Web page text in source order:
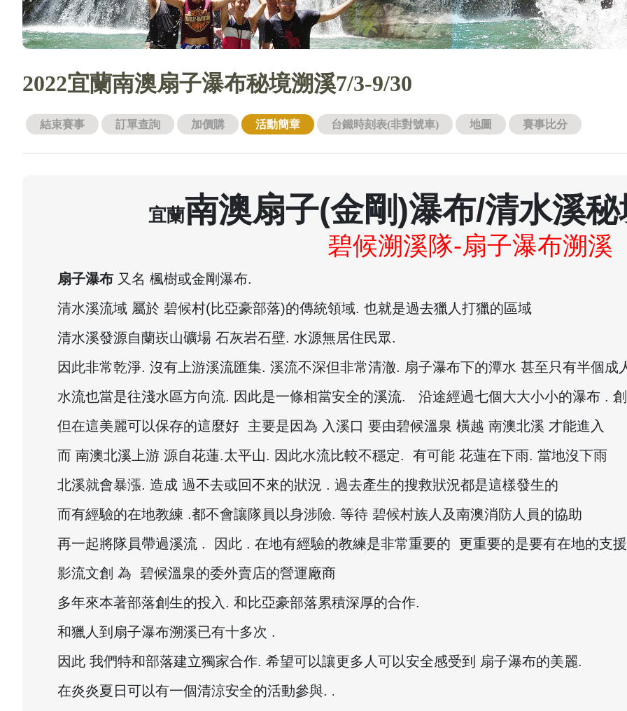
2022宜蘭南澳扇子瀑布秘境溯溪7/3-9/30
結束賽事 訂單查詢 加價購 活動簡章 台鐵時刻表(非對號車) 地圖 賽事比分
宜蘭南澳扇子(金剛)瀑布/清水溪
碧候溯溪隊-扇子瀑布溯溪
扇子瀑布 又名 楓樹或金剛瀑布.
清水溪流域 屬於 碧候村(比亞豪部落)的傳統領域. 也就是過去獵人打獵的區域
清水溪發源自蘭崁山礦場 石灰岩石壁. 水源無居住民眾.
因此非常乾淨. 沒有上游溪流匯集. 溪流不深但非常清澈. 扇子瀑布下的潭水 甚至只有半個成
水流也當是往淺水區方向流. 因此是一條相當安全的溪流. 沿途經過七個大大小小的瀑布 .
但在這美麗可以保存的這麼好 主要是因為 入溪口 要由碧候溫泉 橫越 南澳北溪 才能進入
而 南澳北溪上游 源自花蓮.太平山. 因此水流比較不穩定. 有可能 花蓮在下雨. 當地沒下雨
北溪就會暴漲. 造成 過不去或回不來的狀況 . 過去產生的搜救狀況都是這樣發生的
而有經驗的在地教練 .都不會讓隊員以身涉險. 等待 碧候村族人及南澳消防人員的協助
再一起將隊員帶過溪流 . 因此 . 在地有經驗的教練是非常重要的 更重要的是要有在地的支
影流文創 為 碧候溫泉的委外賣店的營運廠商
多年來本著部落創生的投入. 和比亞豪部落累積深厚的合作.
和獵人到扇子瀑布溯溪已有十多次 .
因此 我們特和部落建立獨家合作. 希望可以讓更多人可以安全感受到 扇子瀑布的美麗.
在炎炎夏日可以有一個清涼安全的活動參與. .